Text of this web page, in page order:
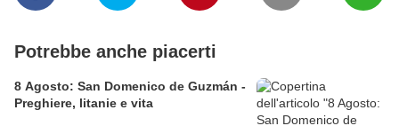
Potrebbe anche piacerti
8 Agosto: San Domenico de Guzmán -
Preghiere, litanie e vita